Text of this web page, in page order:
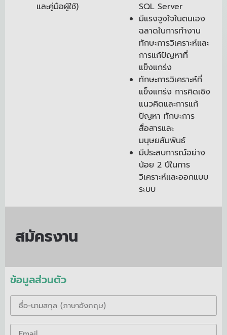
และคู่มือผู้ใช้)
SQL Server
มีแรงจูงใจในตนเอง
ฉลาดในการทำงาน
ทักษะการวิเคราะห์และ
การแก้ปัญหาที่
แข็งแกร่ง
ทักษะการวิเคราะห์ที่
แข็งแกร่ง การคิดเชิง
แนวคิดและการแก้
ปัญหา ทักษะการ
สื่อสารและ
มนุษยสัมพันธ์
มีประสบการณ์อย่าง
น้อย 2 ปีในการ
วิเคราะห์และออกแบบ
ระบบ
สมัครงาน
ข้อมูลส่วนตัว